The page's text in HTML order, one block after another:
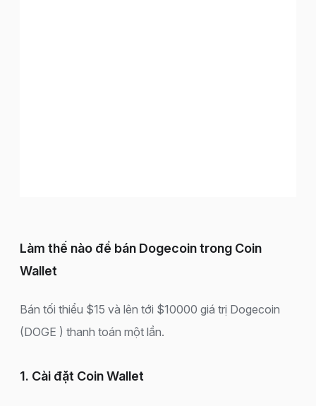
Làm thế nào để bán Dogecoin trong Coin
Wallet
Bán tối thiểu $15 và lên tới $10000 giá trị Dogecoin
(DOGE ) thanh toán một lần.
1. Cài đặt Coin Wallet